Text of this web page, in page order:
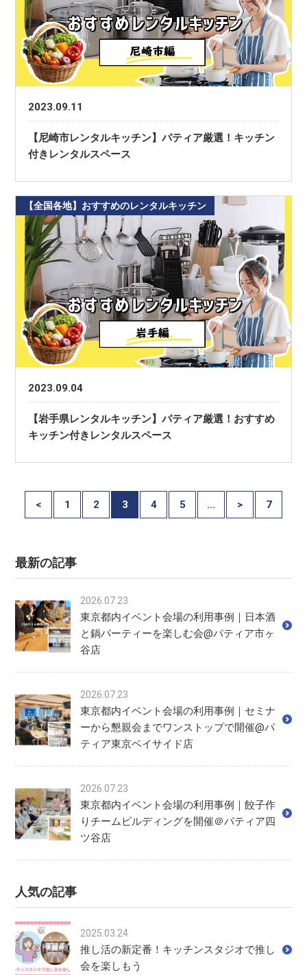
2023.09.11
【尼崎市レンタルキッチン】パティア厳選！キッチン
付きレンタルスペース
【全国各地】おすすめのレンタルキッチン
2023.09.04
【岩手県レンタルキッチン】パティア厳選！おすすめ
キッチン付きレンタルスペース
< 1 2 3 4 5 ... > 7
最新の記事
2026.07.23
東京都内イベント会場の利用事例｜日本酒
と鍋パーティーを楽しむ会@パティア市ヶ
谷店
2026.07.23
東京都内イベント会場の利用事例｜セミナ
ーから懇親会までワンストップで開催@パ
ティア東京ベイサイド店
2026.07.23
東京都内イベント会場の利用事例｜餃子作
りチームビルディングを開催＠パティア四
ツ谷店
人気の記事
2025.03.24
推し活の新定番！キッチンスタジオで推し
会を楽しもう